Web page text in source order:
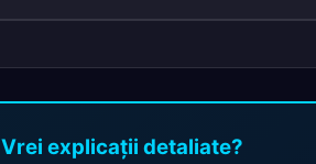
Vrei explicații detaliate?